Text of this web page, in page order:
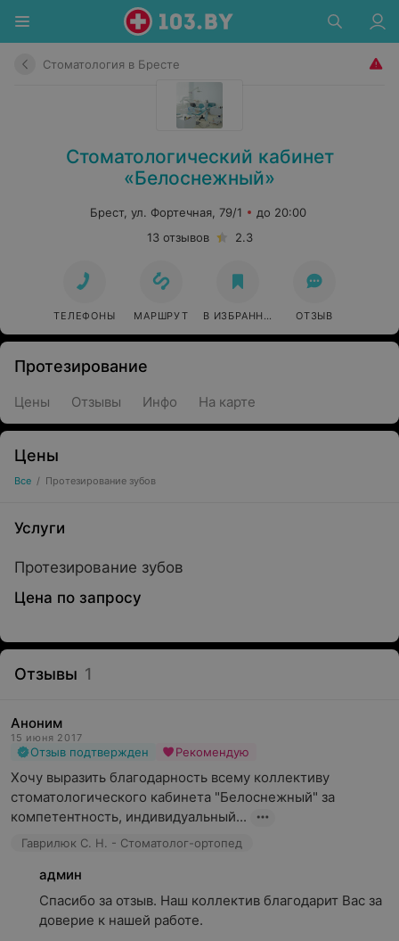
Стоматология в Бресте
Стоматологический кабинет
«Белоснежный»
Брест, ул. Фортечная, 79/1
до 20:00
13 отзывов
2.3
ТЕЛЕФОНЫ МАРШРУТ В ИЗБРАННОЕ ОТЗЫВ
Протезирование
Цены Отзывы Инфо На карте
Цены
Все / Протезирование зубов
Услуги
Протезирование зубов
Цена по запросу
Отзывы 1
Аноним
15 июня 2017
Отзыв подтвержден Рекомендую
Хочу выразить благодарность всему коллективу
стоматологического кабинета "Белоснежный" за
компетентность, индивидуальный...
Гаврилюк С. Н. - Стоматолог-ортопед
админ
Спасибо за отзыв. Наш коллектив благодарит Вас за
доверие к нашей работе.